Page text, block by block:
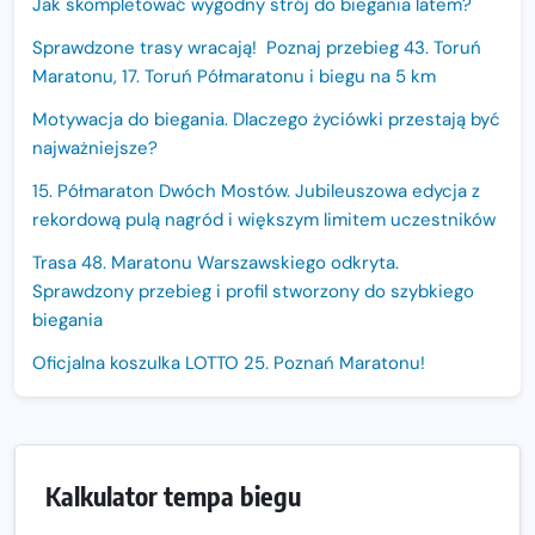
Jak skompletować wygodny strój do biegania latem?
Sprawdzone trasy wracają! Poznaj przebieg 43. Toruń
Maratonu, 17. Toruń Półmaratonu i biegu na 5 km
Motywacja do biegania. Dlaczego życiówki przestają być
najważniejsze?
15. Półmaraton Dwóch Mostów. Jubileuszowa edycja z
rekordową pulą nagród i większym limitem uczestników
Trasa 48. Maratonu Warszawskiego odkryta.
Sprawdzony przebieg i profil stworzony do szybkiego
biegania
Oficjalna koszulka LOTTO 25. Poznań Maratonu!
Kalkulator tempa biegu